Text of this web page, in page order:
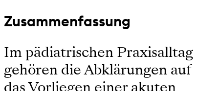
Zusammenfassung
Im pädiatrischen Praxisalltag
gehören die Abklärungen auf
das Vorliegen einer akuten